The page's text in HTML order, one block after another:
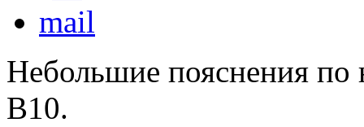
Небольшие пояснения
В10.